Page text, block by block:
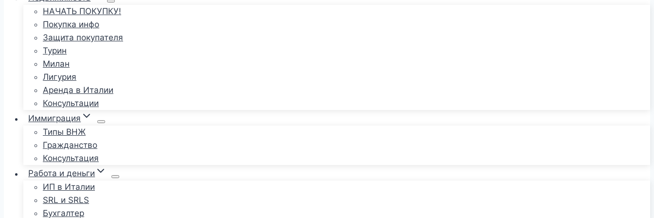
НАЧАТЬ ПОКУПКУ!
Покупка инфо
Защита покупателя
Турин
Милан
Лигурия
Аренда в Италии
Консультации
Иммиграция
Типы ВНЖ
Гражданство
Консультация
Работа и деньги
ИП в Италии
SRL и SRLS
Бухгалтер